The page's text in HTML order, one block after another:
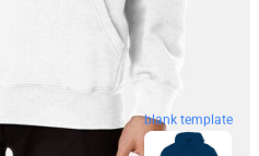
blank template